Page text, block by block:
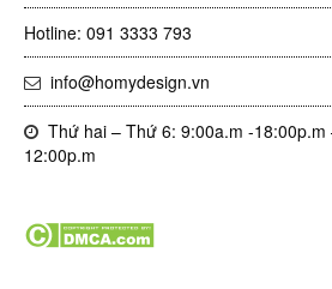
Hotline: 091 3333 793
info@homydesign.vn
Thứ hai – Thứ 6: 9:00a.m -
12:00p.m